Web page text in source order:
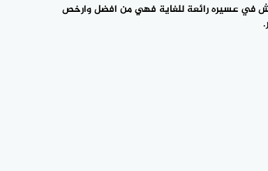
في عسيره رائعة للغاية فهي من افضل وارخص